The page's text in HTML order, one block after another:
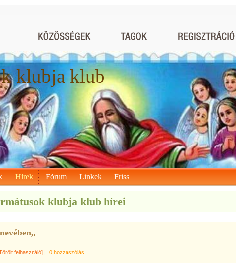
klubja klub
Hírek Fórum Linkek Friss
klubja klub hírei
felhasználó] | 0 hozzászólás